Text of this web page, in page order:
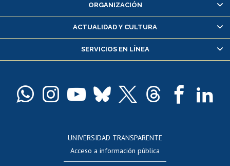
Consulta y certificado de notas
Servicio médico y dental
Pago de arancel y crédito alumnos
Docentes
Perfeccionamiento
Editar Portafolio Académico
ORGANIZACIÓN
ACTUALIDAD Y CULTURA
SERVICIOS EN LÍNEA
UNIVERSIDAD TRANSPARENTE
Acceso a información pública